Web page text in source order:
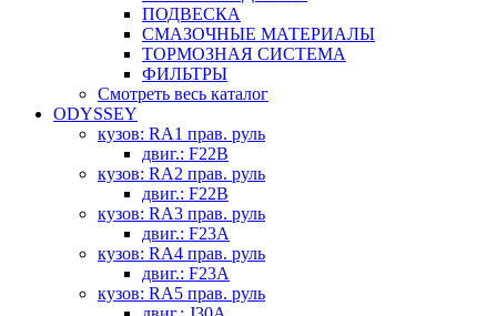
ПОДВЕСКА
СМАЗОЧНЫЕ МАТЕРИАЛЫ
ТОРМОЗНАЯ СИСТЕМА
ФИЛЬТРЫ
Смотреть весь каталог
ODYSSEY
кузов: RA1 прав. руль
двиг.: F22B
кузов: RA2 прав. руль
двиг.: F22B
кузов: RA3 прав. руль
двиг.: F23A
кузов: RA4 прав. руль
двиг.: F23A
кузов: RA5 прав. руль